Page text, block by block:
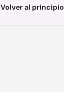
Volver al principio